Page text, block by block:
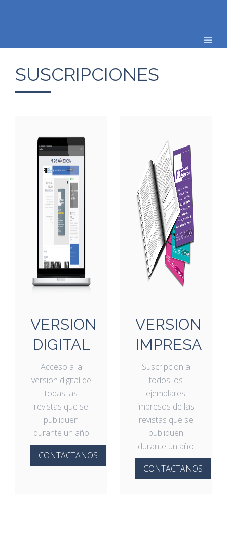
SUSCRIPCIONES
VERSION
DIGITAL
Acceso a la
version digital de
todas las
revistas que se
publiquen
durante un año
CONTACTANOS
VERSION
IMPRESA
Suscripcion a
todos los
ejemplares
impresos de las
revistas que se
publiquen
durante un año
CONTACTANOS